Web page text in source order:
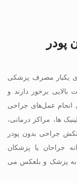
یکبار مصرف پزشکی
برخور دارند و
انجام عمل‌های جراحی
ها، مراکز درمانی،
جراحی بدون پودر
جراحان یا پزشکان
به پزشک و بلعکس می